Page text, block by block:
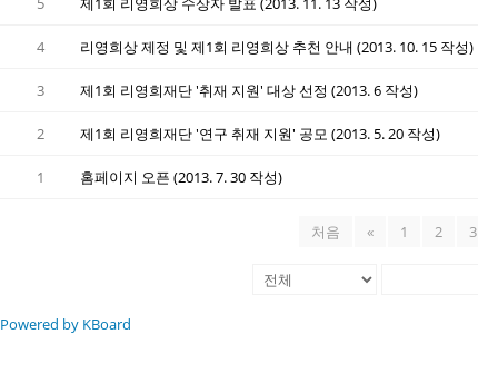
4 리영희상 제정 및 제1회 리영희상 추천 안내 (2013. 10. 15 작성)
3 제1회 리영희재단 '취재 지원' 대상 선정 (2013. 6 작성)
2 제1회 리영희재단 '연구 취재 지원' 공모 (2013. 5. 20 작성)
1 홈페이지 오픈 (2013. 7. 30 작성)
처음 « 1 2 3
Powered by KBoard